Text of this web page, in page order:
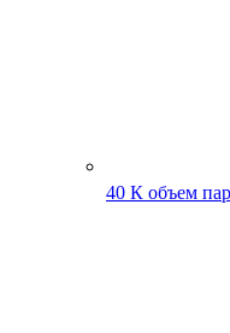
40 К объем